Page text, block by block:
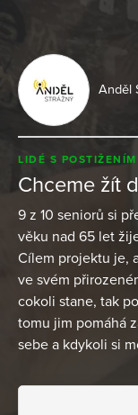
Anděl
LIDÉ S POSTIŽENÍM
Chceme žít
9 z 10 seniorů si
věku nad 65 let
Cílem projektu je,
ve svém
cokoli stane, tak
tomu jim pomáhá
sebe a kdykoli si